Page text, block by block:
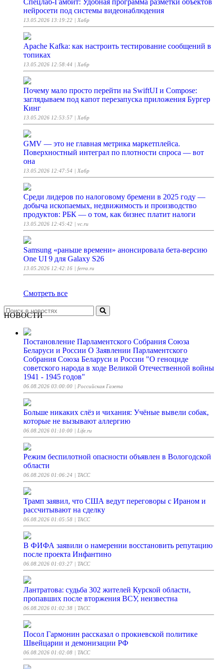
Спецлаб-Гамбит: Удобная программа разметки объектов
нейросети под системы видеонаблюдения
13.05.2026 13:19:22 | Хабр
Apache Kafka: как настроить тестирование сообщений в
топиках
13.05.2026 12:58:44 | Хабр
Почему мало просто перейти на SwiftUI и Compose:
заглядываем под капот перезапуска приложения Бургер
Кинг
13.05.2026 12:53:57 | Хабр
GMV — это не главная метрика маркетплейса.
Поверхностный интеграл по плотности спроса — вот
она
13.05.2026 12:47:54 | Хабр
Среди лидеров по налоговому бремени в 2025 году —
добыча ископаемых, недвижимость и производство
продуктов: РБК — о том, как бизнес платит налоги
13.05.2026 12:45:42 | vc.ru
Samsung «раньше времени» анонсировала бета-версию
One UI 9 для Galaxy S26
13.05.2026 12:42:16 | ferra.ru
Смотреть все
НОВОСТИ
Постановление Парламентского Собрания Союза
Беларуси и России О Заявлении Парламентского
Собрания Союза Беларуси и России "О геноциде
советского народа в ходе Великой Отечественной войны
1941 - 1945 годов"
06.08.2026 03:00:00 | Российская Газета
Больше никаких слёз и чихания: Учёные вывели собак,
которые не вызывают аллергию
06.08.2026 01:10:00 | Life.ru
Режим беспилотной опасности объявлен в Вологодской
области
06.08.2026 01:06:24 | ТАСС
Трамп заявил, что США ведут переговоры с Ираном и
рассчитывают на сделку
06.08.2026 01:05:58 | ТАСС
В ФИФА заявили о намерении восстановить репутацию
после проекта Инфантино
06.08.2026 01:03:27 | ТАСС
Лантратова: судьба 302 жителей Курской области,
пропавших после вторжения ВСУ, неизвестна
06.08.2026 01:02:38 | ТАСС
Посол Гармонин рассказал о прокиевской политике
Швейцарии и демонизации РФ
06.08.2026 01:02:08 | ТАСС